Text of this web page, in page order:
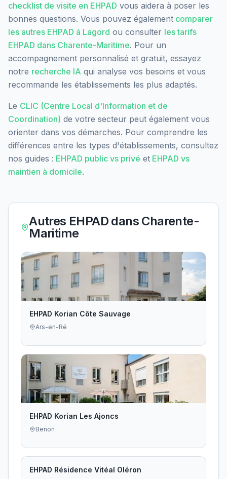
checklist de visite en EHPAD vous aidera à poser les
bonnes questions. Vous pouvez également comparer
les autres EHPAD à Lagord ou consulter les tarifs
EHPAD dans Charente-Maritime. Pour un
accompagnement personnalisé et gratuit, essayez
notre recherche IA qui analyse vos besoins et vous
recommande les établissements les plus adaptés.
Le CLIC (Centre Local d'Information et de
Coordination) de votre secteur peut également vous
orienter dans vos démarches. Pour comprendre les
différences entre les types d'établissements, consultez
nos guides : EHPAD public vs privé et EHPAD vs
maintien à domicile.
Autres EHPAD dans Charente-
Maritime
EHPAD Korian Côte Sauvage
Ars-en-Ré
EHPAD Korian Les Ajoncs
Benon
EHPAD Résidence Vitéal Oléron